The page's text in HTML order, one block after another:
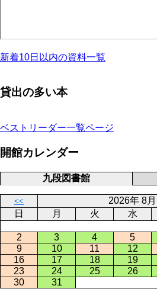
新着10日以内の資料一覧
貸出の多い本
ベストリーダー一覧ページ
開館カレンダー
九段図書館
<< 2026年 8月
日 月 火 水
2
3 4 5
9
10 11 12
16
17 18 19
23
24 25 26
30
31